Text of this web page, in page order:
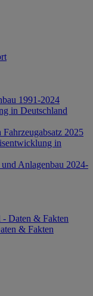
1991-2024
in Deutschland
2025
in
Anlagenbau 2024-
Daten & Fakten
& Fakten